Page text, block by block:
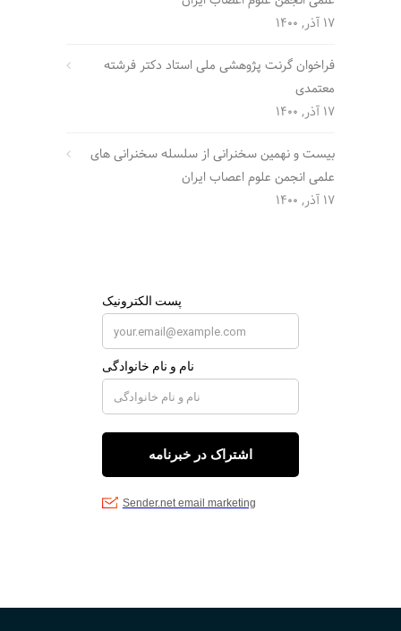
17 آذر, 1400
فراخوان گرنت پژوهشی ملی استاد دکتر فرشته
معتمدی
17 آذر, 1400
بیست و نهمین سخنرانی از سلسله سخنرانی های
علمی انجمن علوم اعصاب ایران
17 آذر, 1400